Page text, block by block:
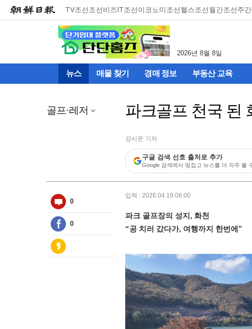
TV조선조선비즈IT조선이코노미조선헬스조선월간조선주
2026년 8월 8일
뉴스 매물 찾기 경매 정보 부동산 교육
골프·레저 파크골프 천국 된
강시온 기자
구글 검색 선호 출처로 추가
Google 검색에서 땅집고 뉴스를 더 자주 볼
0
0
입력 : 2026.04.19 06:00
파크 골프장의 성지, 화천
“공 치러 갔다가, 여행까지 한번에”